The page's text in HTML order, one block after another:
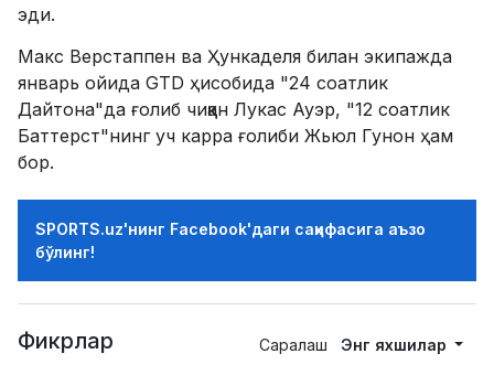
эди.
Макс Верстаппен ва Ҳункаделя билан экипажда
январь ойида GTD ҳисобида "24 соатлик
Дайтона"да ғолиб чиққан Лукас Ауэр, "12 соатлик
Баттерст"нинг уч карра ғолиби Жьюл Гунон ҳам
бор.
SPORTS.uz'нинг Facebook'даги саҳифасига аъзо
бўлинг!
Фикрлар Саралаш Энг яхшилар